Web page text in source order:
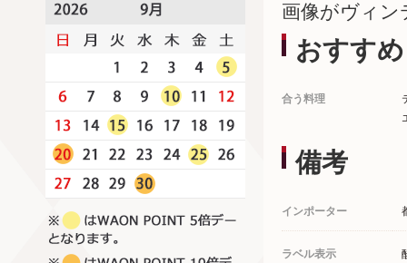
画像がヴィン
おすすめ
合う料理
備考
インポーター
ラベル表示